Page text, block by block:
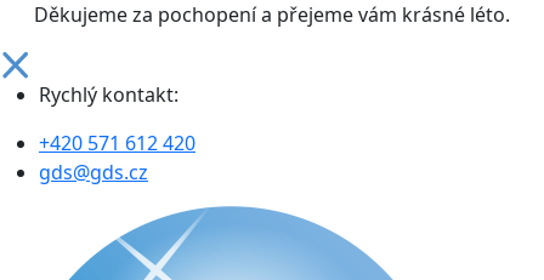
Děkujeme za pochopení a přejeme vám krásné léto.
Rychlý kontakt:
+420 571 612 420
gds@gds.cz